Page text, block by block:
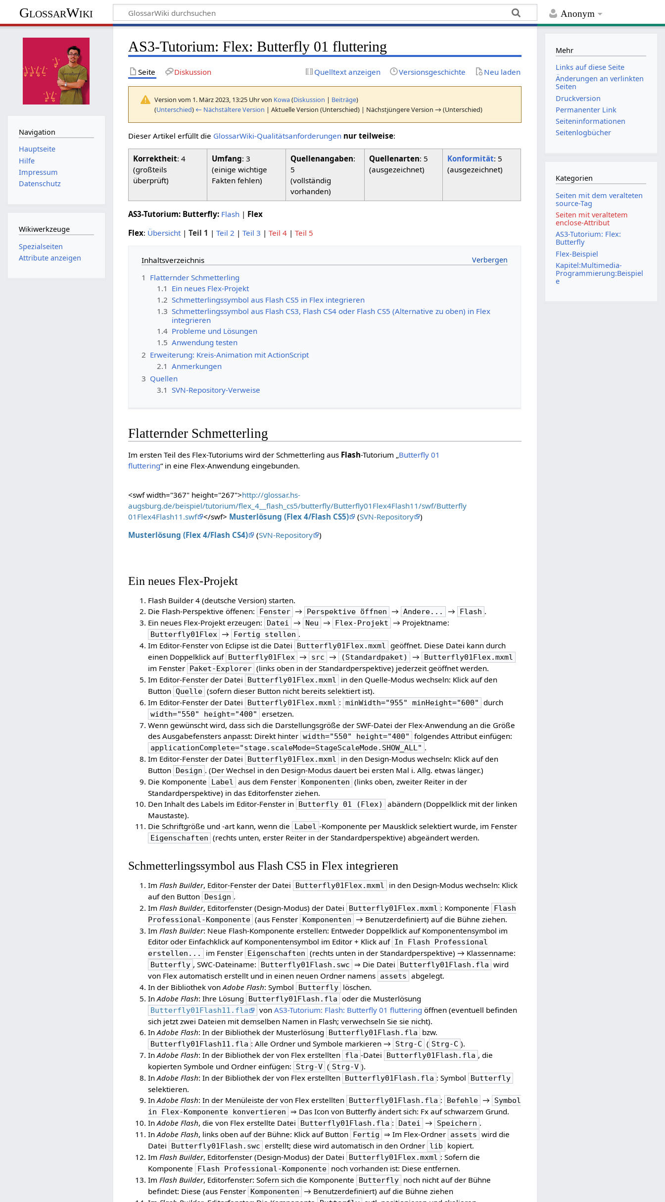
Anonym
GlossarWiki
AS3-Tutorium: Flex: Butterfly 01 fluttering
Seite Diskussion Quelltext anzeigen Versionsgeschichte Neu laden
Version vom 1. März 2023, 13:25 Uhr von Kowa(Diskussion | Beiträge)
(Unterschied) ← Nächstältere Version | Aktuelle Version (Unterschied) | Nächstjüngere Version → (Unterschied)
Dieser Artikel erfüllt die GlossarWiki-Qualitätsanforderungen nur teilweise:
Korrektheit: 4
(großteils
überprüft)
Umfang: 3
(einige wichtige
Fakten fehlen)
Quellenangaben:
5
(vollständig
vorhanden)
Quellenarten: 5
(ausgezeichnet)
Konformität: 5
(ausgezeichnet)
AS3-Tutorium: Butterfly: Flash | Flex
Flex: Übersicht |Teil 1 |Teil 2 |Teil 3 |Teil 4 |Teil 5
Inhaltsverzeichnis
1 Flatternder Schmetterling
1.1 Ein neues Flex-Projekt
1.2 Schmetterlingssymbol aus Flash CS5 in Flex integrieren
1.3 Schmetterlingssymbol aus Flash CS3, Flash CS4 oder Flash CS5 (Alternative zu oben) in Flex
integrieren
1.4 Probleme und Lösungen
1.5 Anwendung testen
2 Erweiterung: Kreis-Animation mit ActionScript
2.1 Anmerkungen
3 Quellen
3.1 SVN-Repository-Verweise
Flatternder Schmetterling
Im ersten Teil des Flex-Tutoriums wird der Schmetterling aus Flash-Tutorium „Butterfly 01
fluttering“ in eine Flex-Anwendung eingebunden.
<swf width="367" height="267">http://glossar.hs-
augsburg.de/beispiel/tutorium/flex_4__flash_cs5/butterfly/Butterfly01Flex4Flash11/swf/Butterfly
01Flex4Flash11.swf
</swf> Musterlösung (Flex 4/Flash CS5) (SVN-Repository
)
Musterlösung (Flex 4/Flash CS4)
(SVN-Repository )
Ein neues Flex-Projekt
Flash Builder 4 (deutsche Version) starten.
Die Flash-Perspektive öffenen:
Fenster → Perspektive öffnen → Andere... → Flash .
Ein neues Flex-Projekt erzeugen:
Datei → Neu → Flex-Projekt → Projektname:
Butterfly01Flex → Fertig stellen .
Im Editor-Fenster von Eclipse ist die Datei
Butterfly01Flex.mxml geöffnet. Diese Datei kann durch
einen Doppelklick auf Butterfly01Flex → src → (Standardpaket) → Butterfly01Flex.mxml
im Fenster Paket-Explorer (links oben in der Standardperspektive) jederzeit geöffnet werden.
Im Editor-Fenster der Datei
Butterfly01Flex.mxml
in den Quelle-Modus wechseln: Klick auf den
Button Quelle (sofern dieser Button nicht bereits selektiert ist).
Im Editor-Fenster der Datei
Butterfly01Flex.mxml : minWidth="955" minHeight="600" durch
width="550" height="400"
ersetzen.
Wenn gewünscht wird, dass sich die Darstellungsgröße der SWF-Datei der Flex-Anwendung an die Größe
des Ausgabefensters anpasst: Direkt hinter width="550" height="400" folgendes Attribut einfügen:
applicationComplete="stage.scaleMode=StageScaleMode.SHOW_ALL" .
Im Editor-Fenster der Datei
Butterfly01Flex.mxml
in den Design-Modus wechseln: Klick auf den
Button Design . (Der Wechsel in den Design-Modus dauert bei ersten Mal i. Allg. etwas länger.)
Die Komponente
Label aus dem Fenster Komponenten (links oben, zweiter Reiter in der
Standardperspektive) in das Editorfenster ziehen.
Den Inhalt des Labels im Editor-Fenster in Butterfly 01 (Flex)
abändern (Doppelklick mit der linken
Maustaste).
Die Schriftgröße und -art kann, wenn die
Label -Komponente per Mausklick selektiert wurde, im Fenster
Eigenschaften (rechts unten, erster Reiter in der Standardperspektive) abgeändert werden.
Schmetterlingssymbol aus Flash CS5 in Flex integrieren
Im Flash Builder, Editor-Fenster der Datei Butterfly01Flex.mxml
in den Design-Modus wechseln: Klick
auf den Button Design .
Im Flash Builder, Editorfenster (Design-Modus) der Datei Butterfly01Flex.mxml : Komponente
Flash
Professional-Komponente (aus Fenster Komponenten
→ Benutzerdefiniert) auf die Bühne ziehen.
Im Flash Builder: Neue Flash-Komponente erstellen: Entweder Doppelklick auf Komponentensymbol im
Editor oder Einfachklick auf Komponentensymbol im Editor + Klick auf In Flash Professional
erstellen...
im Fenster Eigenschaften (rechts unten in der Standardperspektive) → Klassenname:
Butterfly , SWC-Dateiname: Butterfly01Flash.swc ⇒ Die Datei Butterfly01Flash.fla wird
von Flex automatisch erstellt und in einen neuen Ordner namens assets abgelegt.
In der Bibliothek vonAdobe Flash: Symbol Butterfly löschen.
InAdobe Flash: Ihre Lösung Butterfly01Flash.fla oder die Musterlösung
Butterfly01Flash11.fla vonAS3-Tutorium: Flash: Butterfly 01 fluttering öffnen (eventuell befinden
sich jetzt zwei Dateien mit demselben Namen in Flash; verwechseln Sie sie nicht).
InAdobe Flash: In der Bibliothek der Musterlösung Butterfly01Flash.fla bzw.
Butterfly01Flash11.fla : Alle Ordner und Symbole markieren → Strg-C ( Strg-C ).
InAdobe Flash: In der Bibliothek der von Flex erstellten fla -Datei Butterfly01Flash.fla , die
kopierten Symbole und Ordner einfügen:
Strg-V ( Strg-V ).
InAdobe Flash: In der Bibliothek der von Flex erstellten Butterfly01Flash.fla : Symbol Butterfly
selektieren.
InAdobe Flash: In der Menüleiste der von Flex erstellten Butterfly01Flash.fla : Befehle →
Symbol
in Flex-Komponente konvertieren ⇒ Das Icon von Butterfly ändert sich: Fx auf schwarzem Grund.
InAdobe Flash, die von Flex erstellte Datei Butterfly01Flash.fla : Datei → Speichern .
InAdobe Flash, links oben auf der Bühne: Klick auf Button Fertig ⇒ Im Flex-Ordner assets wird die
Datei
Butterfly01Flash.swc erstellt; diese wird automatisch in den Ordner lib
kopiert.
Im Flash Builder, Editorfenster (Design-Modus) der Datei Butterfly01Flex.mxml : Sofern die
Komponente
Flash Professional-Komponente noch vorhanden ist: Diese entfernen.
Im Flash Builder, Editorfenster: Sofern sich die Komponente Butterfly noch nicht auf der Bühne
befindet: Diese (aus Fenster Komponenten
→ Benutzerdefiniert) auf die Bühne ziehen
Navigation
Hauptseite
Hilfe
Impressum
Datenschutz
Wikiwerkzeuge
Spezialseiten
Attribute anzeigen
Mehr
Links auf diese Seite
Änderungen an verlinkten
Seiten
Druckversion
Permanenter Link
Seiten­­informationen
Seitenlogbücher
Kategorien
Seiten mit dem veralteten
source-Tag
Seiten mit veraltetem
enclose-Attribut
AS3-Tutorium: Flex:
Butterfly
Flex-Beispiel
Kapitel:Multimedia-
Programmierung:Beispiel
e